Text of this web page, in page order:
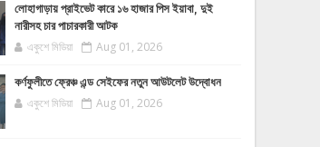
লোহাগাড়ায় প্রাইভেট কারে ১৬ হাজার পিস ইয়াবা, দুই
নারীসহ চার পাচারকারী আটক
একুশে মিডিয়া Aug 01, 2026
কর্ণফুলীতে ফ্রেঞ্চ এন্ড সেইফের নতুন আউটলেট উদ্বোধন
একুশে মিডিয়া Aug 01, 2026